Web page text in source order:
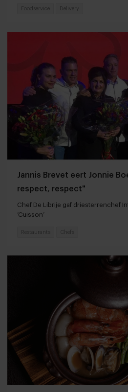
Foodservice Delivery
Jannis Brevet eert Jonnie
respect, respect"
Chef De Librije gaf driesterrenchef
‘Cuisson’
Restaurants Chefs